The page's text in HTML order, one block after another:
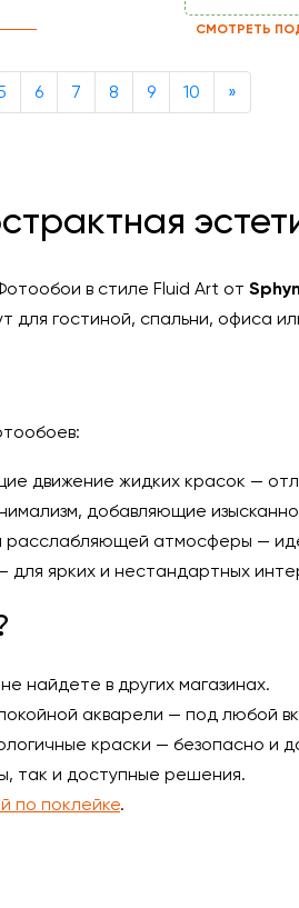
СМОТРЕТЬ
6 7 8 9 10 »
в стиле Fluid Art от
для гостиной, спальни, офиса
движение жидких красок —
добавляющие
расслабляющей атмосферы —
для ярких и нестандартных
найдете в других магазинах.
акварели — под любой
краски — безопасно и
так и доступные решения.
по поклейке.